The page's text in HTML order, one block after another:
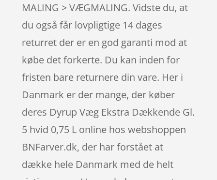
MALING > VÆGMALING. Vidste du, at
du også får lovpligtige 14 dages
returret der er en god garanti mod at
købe det forkerte. Du kan inden for
fristen bare returnere din vare. Her i
Danmark er der mange, der køber
deres Dyrup Væg Ekstra Dækkende Gl.
5 hvid 0,75 L online hos webshoppen
BNFarver.dk, der har forstået at
dække hele Danmark med de helt